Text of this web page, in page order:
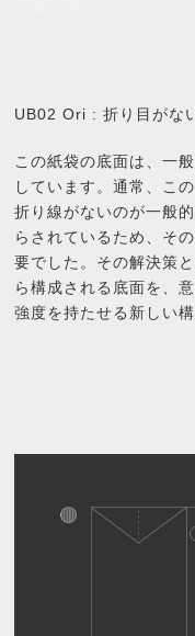
UB02 Ori : 折り目がな
この紙袋の底面は、一
しています。通常、こ
折り線がないのが一般
らされているため、そ
要でした。その解決策
ら構成される底面を、
強度を持たせる新しい